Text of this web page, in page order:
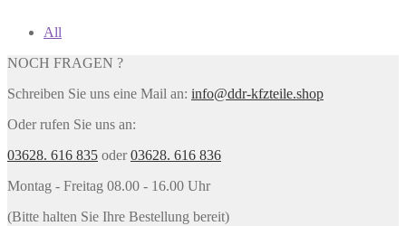
All
NOCH FRAGEN ?
Schreiben Sie uns eine Mail an: info@ddr-kfzteile.shop
Oder rufen Sie uns an:
03628. 616 835 oder03628. 616 836
Montag - Freitag 08.00 - 16.00 Uhr
(Bitte halten Sie Ihre Bestellung bereit)